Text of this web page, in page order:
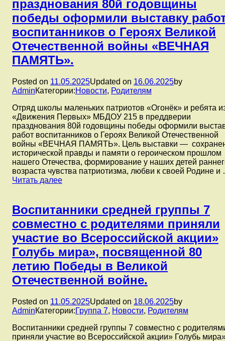
празднования 80й годовщины
победы оформили выставку
воспитанников о Героях Великой
Отечественной войны «ВЕЧНАЯ
ПАМЯТЬ».
Posted on 11.05.2025Updated on 16.06.2025by
AdminКатегории:Новости, Родителям
Отряд школы маленьких патриотов «Огонёк» и ребята
«Движения Первых» МБДОУ 215 в преддверии
празднования 80й годовщины победы оформили
работ воспитанников о Героях Великой Отечественной
войны «ВЕЧНАЯ ПАМЯТЬ». Цель выставки —
исторической правды и памяти о героическом прошлом
нашего Отечества, формирование у наших детей
возраста чувства патриотизма, любви к своей Родине
Читать далееОтряд
патриотов
«Огонёк»
и
ребята
из
«Движения
Первых»
МБДОУ
215
в
преддверии
празднования
80й
годовщины
победы
Воспитанники средней группы 7
совместно с родителями приняли
участие во Всероссийской акции»
Голубь мира», посвященной 80
летию Победы в Великой
Отечественной войне.
Posted on 11.05.2025Updated on 18.06.2025by
AdminКатегории:Группа 7, Новости, Родителям
Воспитанники средней группы 7 совместно с
приняли участие во Всероссийской акции» Голубь